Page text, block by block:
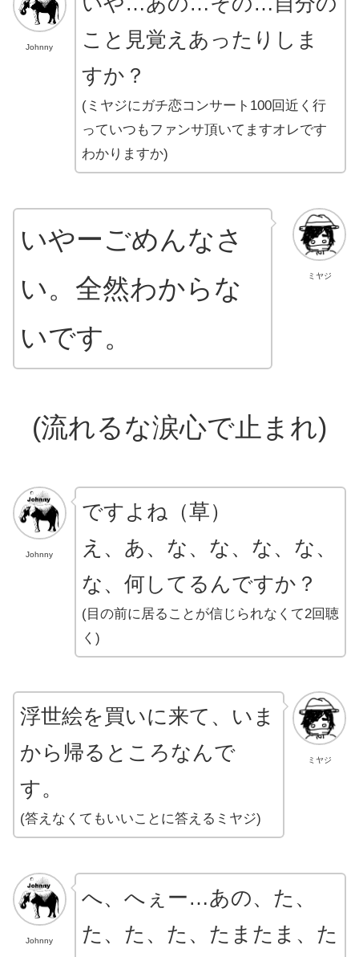
Johnny
こと見覚えあったりしま
すか？
(ミヤジにガチ恋コンサート100回近く行
っていつもファンサ頂いてますオレです
わかりますか)
ミヤジ
いやーごめんなさ
い。全然わからな
いです。
(流れるな涙心で止まれ)
Johnny
ですよね（草）
え、あ、な、な、な、な、
な、何してるんですか？
(目の前に居ることが信じられなくて2回聴
く)
ミヤジ
浮世絵を買いに来て、いま
から帰るところなんで
す。
(答えなくてもいいことに答えるミヤジ)
Johnny
へ、へぇー…あの、た、
た、た、た、たまたま、た